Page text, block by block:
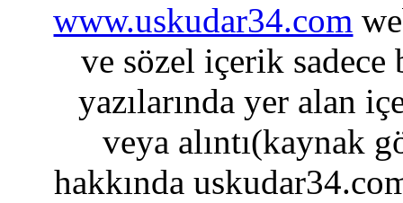
www.uskudar34.com
ve sözel içerik sadece
yazılarında yer alan
veya alıntı(kaynak
hakkında